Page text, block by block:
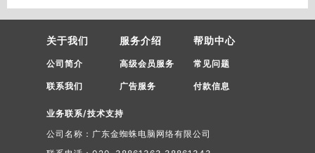
关于我们
公司简介
联系我们
服务介绍
高级会员服务
广告服务
帮助中心
常见问题
付款信息
业务联系/技术支持
公司名称：广东金蜘蛛电脑网络有限公司